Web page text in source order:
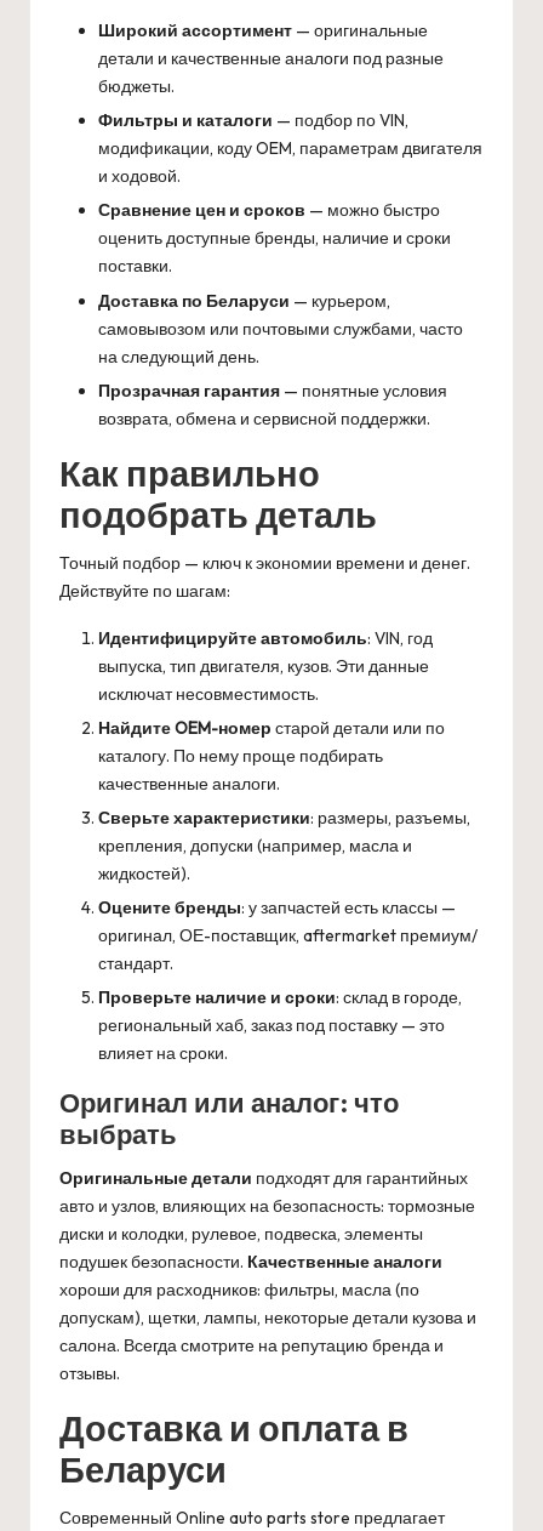
Широкий ассортимент — оригинальные
детали и качественные аналоги под разные
бюджеты.
Фильтры и каталоги — подбор по VIN,
модификации, коду OEM, параметрам двигателя
и ходовой.
Сравнение цен и сроков — можно быстро
оценить доступные бренды, наличие и сроки
поставки.
Доставка по Беларуси — курьером,
самовывозом или почтовыми службами, часто
на следующий день.
Прозрачная гарантия — понятные условия
возврата, обмена и сервисной поддержки.
Как правильно
подобрать деталь
Точный подбор — ключ к экономии времени и денег.
Действуйте по шагам:
Идентифицируйте автомобиль: VIN, год
выпуска, тип двигателя, кузов. Эти данные
исключат несовместимость.
Найдите OEM-номер старой детали или по
каталогу. По нему проще подбирать
качественные аналоги.
Сверьте характеристики: размеры, разъемы,
крепления, допуски (например, масла и
жидкостей).
Оцените бренды: у запчастей есть классы —
оригинал, ОЕ-поставщик, aftermarket премиум/
стандарт.
Проверьте наличие и сроки: склад в городе,
региональный хаб, заказ под поставку — это
влияет на сроки.
Оригинал или аналог: что
выбрать
Оригинальные детали подходят для гарантийных
авто и узлов, влияющих на безопасность: тормозные
диски и колодки, рулевое, подвеска, элементы
подушек безопасности. Качественные аналоги
хороши для расходников: фильтры, масла (по
допускам), щетки, лампы, некоторые детали кузова и
салона. Всегда смотрите на репутацию бренда и
отзывы.
Доставка и оплата в
Беларуси
Современный Online auto parts store предлагает